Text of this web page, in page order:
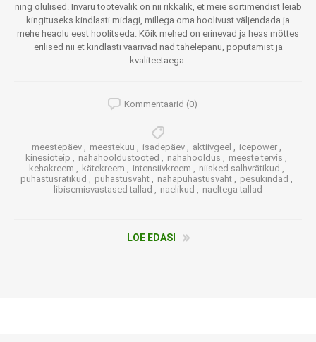
ning olulised. Invaru tootevalik on nii rikkalik, et meie sortimendist leiab
kingituseks kindlasti midagi, millega oma hoolivust väljendada ja
mehe heaolu eest hoolitseda. Kõik mehed on erinevad ja heas mõttes
erilised nii et kindlasti väärivad nad tähelepanu, poputamist ja
kvaliteetaega.
Kommentaarid (0)
meestepäev , meestekuu , isadepäev , aktiivgeel , icepower ,
kinesioteip , nahahooldustooted , nahahooldus , meeste tervis ,
kehakreem , kätekreem , intensiivkreem , niisked salhvrätikud ,
puhastusrätikud , puhastusvaht , nahapuhastusvaht , pesukindad ,
libisemisvastased tallad , naelikud , naeltega tallad
LOE EDASI